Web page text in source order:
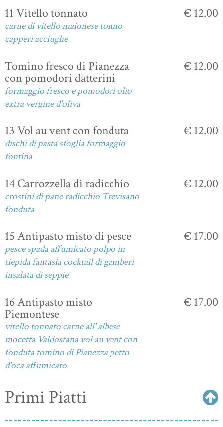
11 Vitello tonnato
carne di vitello maionese tonno
capperi acciughe
€ 12.00
Tomino fresco di Pianezza
con pomodori datterini
formaggio fresco e pomodori olio
extra vergine d'oliva
€ 12.00
13 Vol au vent con fonduta
dischi di pasta sfoglia formaggio
fontina
€ 12.00
14 Carrozzella di radicchio
crostini di pane radicchio Trevisano
fonduta
€ 12.00
15 Antipasto misto di pesce
pesce spada affumicato polpo in
tiepida fantasia cocktail di gamberi
insalata di seppie
€ 17.00
16 Antipasto misto
Piemontese
vitello tonnato carne all' albese
mocetta Valdostana vol au vent con
fonduta tomino di Pianezza petto
d'oca affumicato
€ 17.00
Primi Piatti